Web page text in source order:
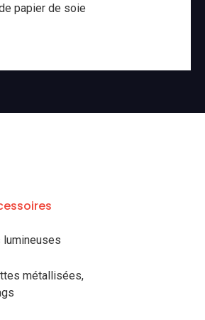
papier de soie
lumineuses
métallisées,